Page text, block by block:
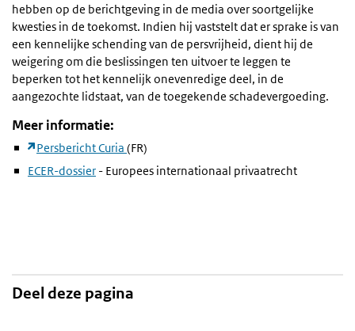
hebben op de berichtgeving in de media over soortgelijke
kwesties in de toekomst. Indien hij vaststelt dat er sprake is van
een kennelijke schending van de persvrijheid, dient hij de
weigering om die beslissingen ten uitvoer te leggen te
beperken tot het kennelijk onevenredige deel, in de
aangezochte lidstaat, van de toegekende schadevergoeding.
Meer informatie:
Persbericht Curia (FR)
ECER-dossier - Europees internationaal privaatrecht
Deel deze pagina